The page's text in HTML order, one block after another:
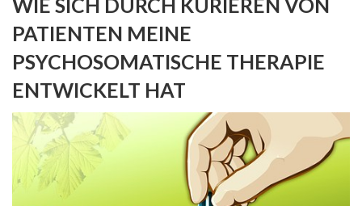
PATIENTEN MEINE
PSYCHOSOMATISCHE THERAPIE
ENTWICKELT HAT